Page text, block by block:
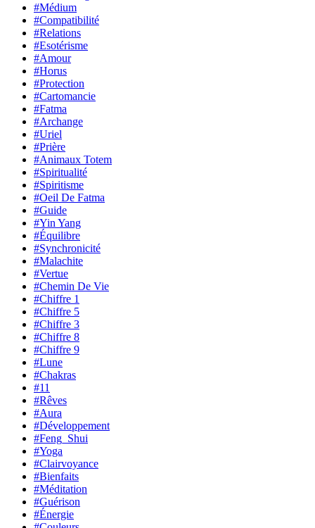
#Médium
#Compatibilité
#Relations
#Esotérisme
#Amour
#Horus
#Protection
#Cartomancie
#Fatma
#Archange
#Uriel
#Prière
#Animaux Totem
#Spiritualité
#Spiritisme
#Oeil De Fatma
#Guide
#Yin Yang
#Équilibre
#Synchronicité
#Malachite
#Vertue
#Chemin De Vie
#Chiffre 1
#Chiffre 5
#Chiffre 3
#Chiffre 8
#Chiffre 9
#Lune
#Chakras
#11
#Rêves
#Aura
#Développement
#Feng_Shui
#Yoga
#Clairvoyance
#Bienfaits
#Méditation
#Guérison
#Énergie